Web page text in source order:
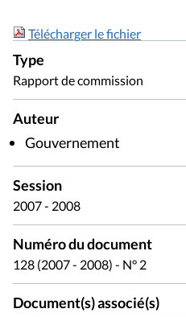
Télécharger le fichier
Type
Rapport de commission
Auteur
Gouvernement
Session
2007 - 2008
Numéro du document
128 (2007 - 2008) - N° 2
Document(s) associé(s)